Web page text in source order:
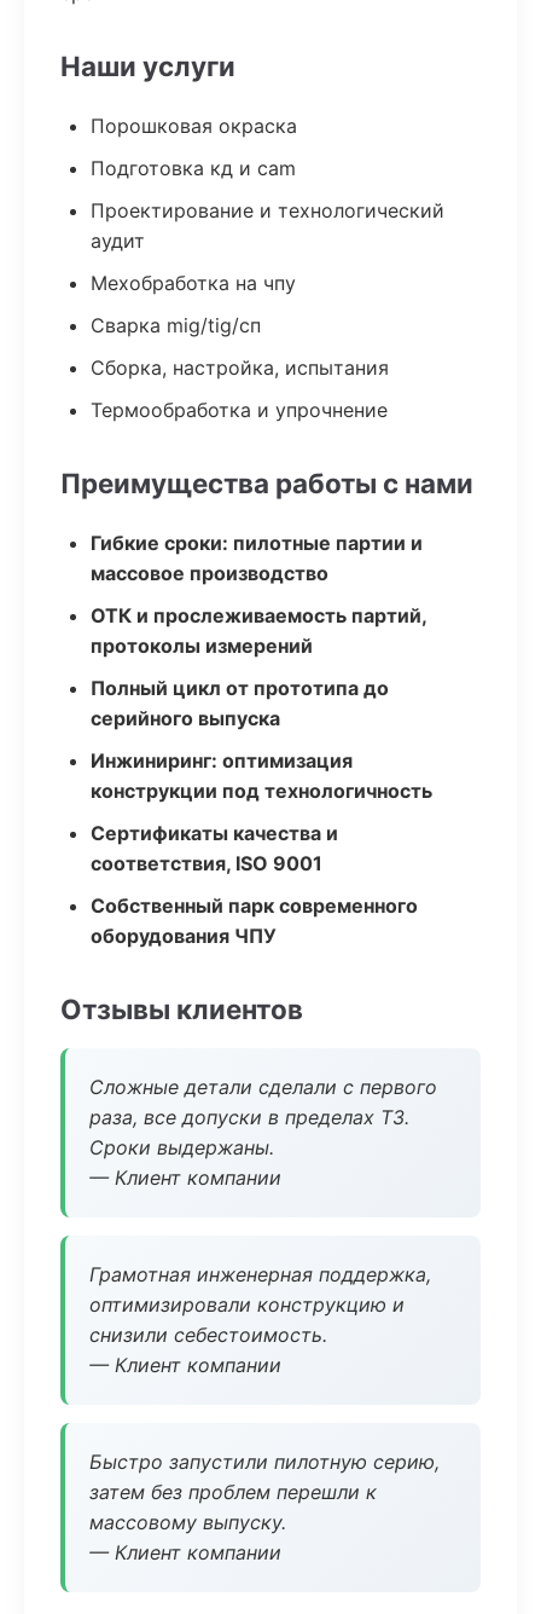
Наши услуги
Порошковая окраска
Подготовка кд и cam
Проектирование и технологический
аудит
Мехобработка на чпу
Сварка mig/tig/сп
Сборка, настройка, испытания
Термообработка и упрочнение
Преимущества работы с нами
Гибкие сроки: пилотные партии и
массовое производство
ОТК и прослеживаемость партий,
протоколы измерений
Полный цикл от прототипа до
серийного выпуска
Инжиниринг: оптимизация
конструкции под технологичность
Сертификаты качества и
соответствия, ISO 9001
Собственный парк современного
оборудования ЧПУ
Отзывы клиентов
Сложные детали сделали с первого
раза, все допуски в пределах ТЗ.
Сроки выдержаны.
— Клиент компании
Грамотная инженерная поддержка,
оптимизировали конструкцию и
снизили себестоимость.
— Клиент компании
Быстро запустили пилотную серию,
затем без проблем перешли к
массовому выпуску.
— Клиент компании